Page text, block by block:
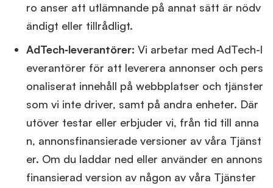
ro anser att utlämnande på annat sätt är nödv
ändigt eller tillrådligt.
AdTech‑leverantörer: Vi arbetar med AdTech-l
everantörer för att leverera annonser och pers
onaliserat innehåll på webbplatser och tjänster
som vi inte driver, samt på andra enheter. Där
utöver testar eller erbjuder vi, från tid till anna
n, annonsfinansierade versioner av våra Tjänst
er. Om du laddar ned eller använder en annons
finansierad version av någon av våra Tjänster